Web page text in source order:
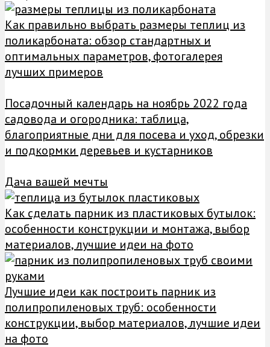
Как правильно выбрать размеры теплиц из
поликарбоната: обзор стандартных и
оптимальных параметров, фотогалерея
лучших примеров
Посадочный календарь на ноябрь 2022 года
садовода и огородника: таблица,
благоприятные дни для посева и уход, обрезки
и подкормки деревьев и кустарников
Дача вашей мечты
Как сделать парник из пластиковых бутылок:
особенности конструкции и монтажа, выбор
материалов, лучшие идеи на фото
Лучшие идеи как построить парник из
полипропиленовых труб: особенности
конструкции, выбор материалов, лучшие идеи
на фото